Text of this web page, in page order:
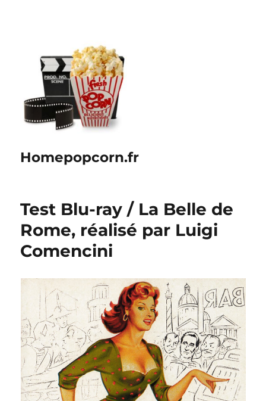
Homepopcorn.fr
Test Blu-ray / La Belle de
Rome, réalisé par Luigi
Comencini